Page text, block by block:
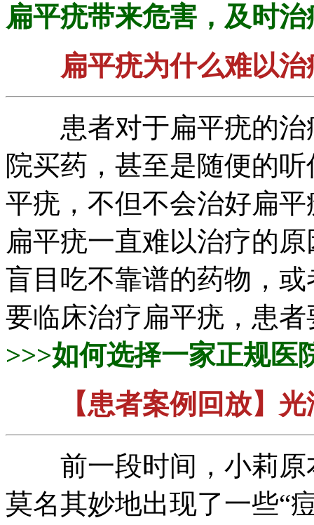
扁平疣带来危害，及时
扁平疣为什么难以治
患者对于扁平疣的治
院买药，甚至是随便的
平疣，不但不会治好扁
扁平疣一直难以治疗的
盲目吃不靠谱的药物，
要临床治疗扁平疣，患
>>>如何选择一家正规医
【患者案例回放】
前一段时间，小莉原
莫名其妙地出现了一些“